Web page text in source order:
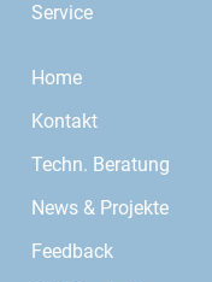
Service
Home
Kontakt
Techn. Beratung
News & Projekte
Feedback